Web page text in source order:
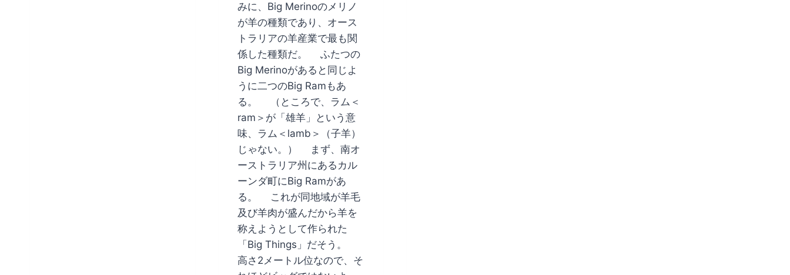
みに、Big Merinoのメリノ
が羊の種類であり、オース
トラリアの羊産業で最も関
係した種類だ。 ふたつの
Big Merinoがあると同じよ
うに二つのBig Ramもあ
る。 （ところで、ラム＜
ram＞が「雄羊」という意
味、ラム＜lamb＞（子羊）
じゃない。） まず、南オ
ーストラリア州にあるカル
ーンダ町にBig Ramがあ
る。 これが同地域が羊毛
及び羊肉が盛んだから羊を
称えようとして作られた
「Big Things」だそう。
高さ2メートル位なので、そ